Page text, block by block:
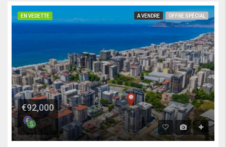
EN VEDETTE A VENDRE OFFRE SPÉCIAL
€92,000